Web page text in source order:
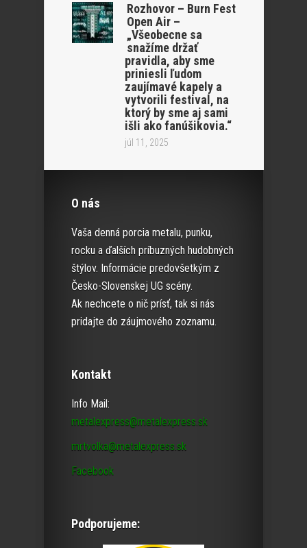
Rozhovor – Burn Fest
Open Air –
„Všeobecne sa
snažíme držať
pravidla, aby sme
priniesli ľudom
zaujímavé kapely a
vytvorili festival, na
ktorý by sme aj sami
išli ako fanúšikovia.“
júl 11, 2025
O nás
Vaša denná porcia metalu, punku,
rocku a ďalších príbuzných hudobných
štýlov. Informácie predovšetkým z
Česko-Slovenskej UG scény.
Ak nechcete o nič prísť, tak si nás
pridajte do záujmového zoznamu.
Kontakt
Info Mail:
metalexpress@metalexpress.sk
mrtvolka@metalexpress.sk
Facebook
Podporujeme: